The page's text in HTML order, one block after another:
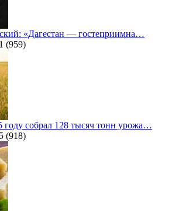
«Дагестан — гостеприимна…
(959)
году собрал 128 тысяч тонн урожа…
(918)